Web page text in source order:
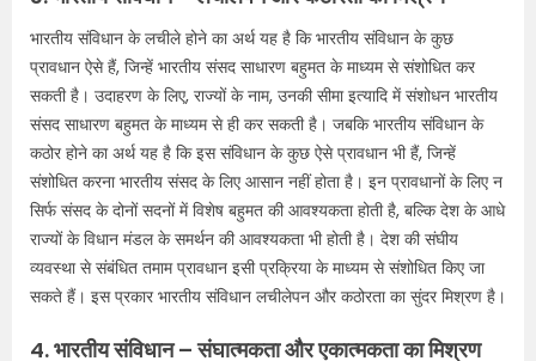
भारतीय संविधान के लचीले होने का अर्थ यह है कि भारतीय संविधान के कुछ
प्रावधान ऐसे हैं, जिन्हें भारतीय संसद साधारण बहुमत के माध्यम से संशोधित कर
सकती है। उदाहरण के लिए, राज्यों के नाम, उनकी सीमा इत्यादि में संशोधन भारतीय
संसद साधारण बहुमत के माध्यम से ही कर सकती है। जबकि भारतीय संविधान के
कठोर होने का अर्थ यह है कि इस संविधान के कुछ ऐसे प्रावधान भी हैं, जिन्हें
संशोधित करना भारतीय संसद के लिए आसान नहीं होता है। इन प्रावधानों के लिए न
सिर्फ संसद के दोनों सदनों में विशेष बहुमत की आवश्यकता होती है, बल्कि देश के आधे
राज्यों के विधान मंडल के समर्थन की आवश्यकता भी होती है। देश की संघीय
व्यवस्था से संबंधित तमाम प्रावधान इसी प्रक्रिया के माध्यम से संशोधित किए जा
सकते हैं। इस प्रकार भारतीय संविधान लचीलेपन और कठोरता का सुंदर मिश्रण है।
4. भारतीय संविधान – संघात्मकता और एकात्मकता का मिश्रण